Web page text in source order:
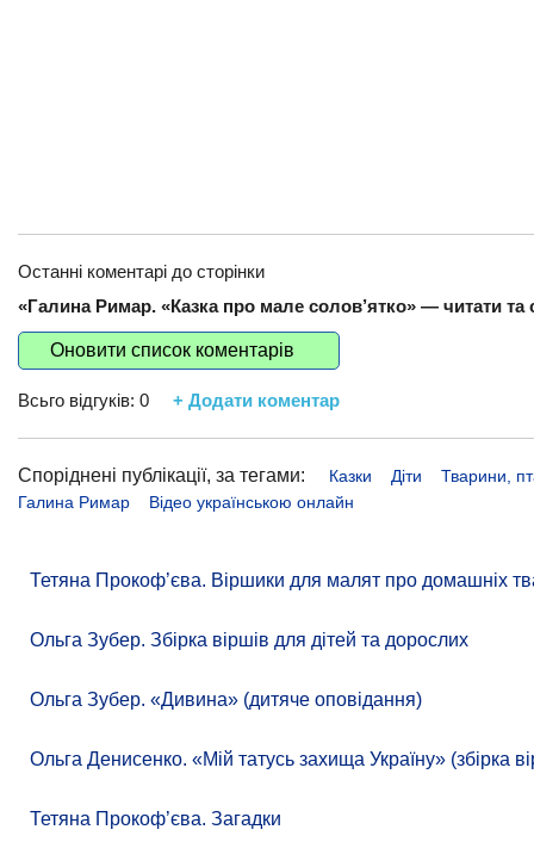
Останні коментарі до сторінки
«Галина Римар. «Казка про мале солов’ятко» — читати та
Оновити список коментарів
Всьго відгуків: 0 + Додати коментар
Споріднені публікації, за тегами: Казки Діти
Тварини,
Галина Римар
Відео українською онлайн
Тетяна Прокоф’єва. Віршики для малят про домашніх
Ольга Зубер. Збірка віршів для дітей та дорослих
Ольга Зубер. «Дивина» (дитяче оповідання)
Ольга Денисенко. «Мій татусь захища Україну» (збірка
Тетяна Прокоф’єва. Загадки